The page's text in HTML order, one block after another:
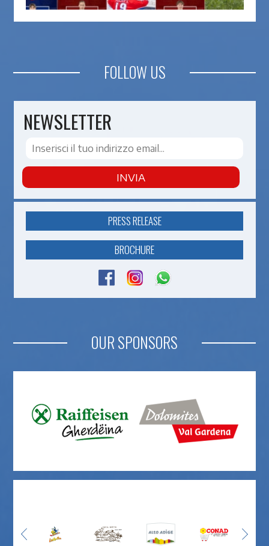
FOLLOW US
NEWSLETTER
INVIA
PRESS RELEASE
BROCHURE
OUR SPONSORS